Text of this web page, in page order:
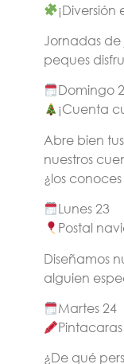
Jornadas
peques
Domingo
¡Cuenta
Abre bien
nuestros
¿los
Lunes 23
Postal
Diseñamos
alguien
Martes 24
¿De qué